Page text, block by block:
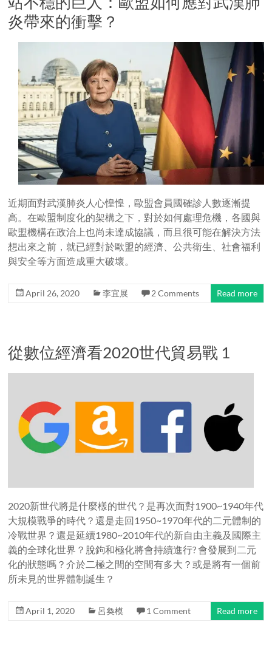
炎帶來的衝擊？
近期面對武漢肺炎人心惶惶，歐盟會員國確診人數逐漸提
高。在歐盟制度化的架構之下，對於如何處理危機，各國與
歐盟機構在政治上也尚未達成協議，而且很可能在解決方法
想出來之前，就已經對於歐盟的經濟、公共衛生、社會福利
與安全等方面造成重大破壞。
April 26, 2020 李宜展 2 Comments Read more
從數位經濟看2020世代貿易戰 1
2020新世代將是什麼樣的世代？是再次面對1900~1940年代
大規模戰爭的時代？還是走回1950~1970年代的二元體制的
冷戰世界？還是延續1980~2010年代的新自由主義及國際主
義的全球化世界？脫鉤和極化將會持續進行? 會發展到二元
化的狀態嗎？介於二極之間的空間有多大？或是將有一個前
所未見的世界體制誕生？
April 1, 2020 呂奐模 1 Comment Read more